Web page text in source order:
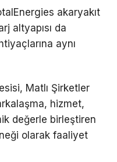
akaryakıt
altyapısı da
aynı
Matlı Şirketler
hizmet,
değerle birleştiren
olarak faaliyet